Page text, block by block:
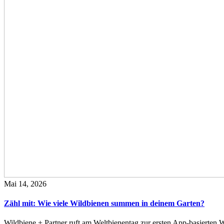
Mai 14, 2026
Zähl mit: Wie viele Wildbienen summen in deinem Garten?